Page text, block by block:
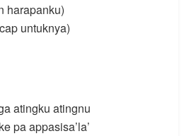
harapanku)
untuknya)
atingku atingnu
pa appasisa’la’